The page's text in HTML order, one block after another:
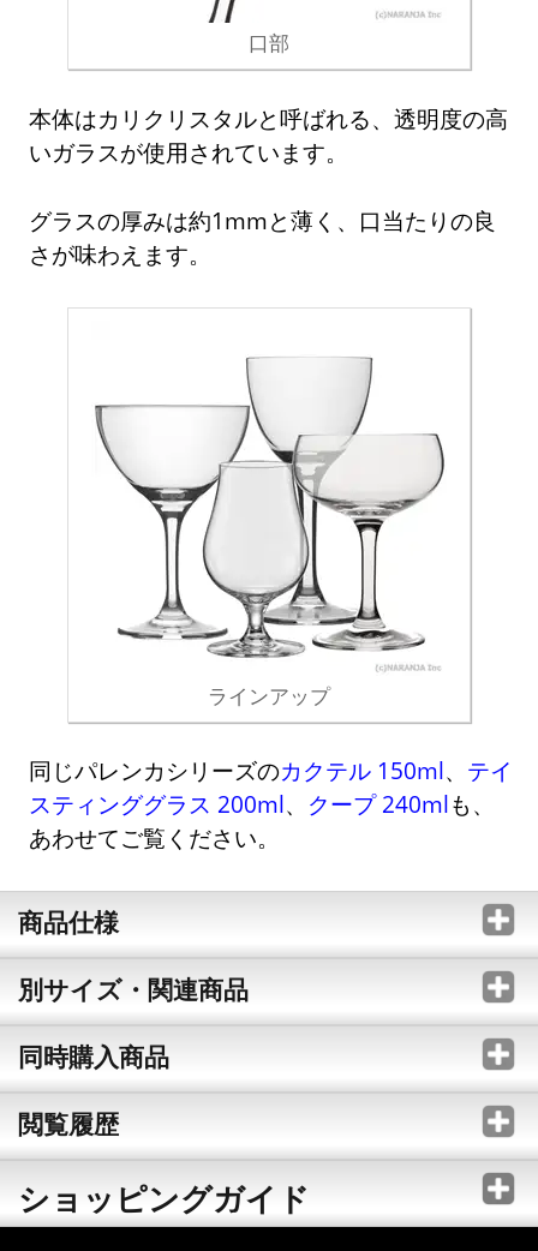
口部
本体はカリクリスタルと呼ばれる、透明度の高
いガラスが使用されています。
グラスの厚みは約1mmと薄く、口当たりの良
さが味わえます。
ラインアップ
同じパレンカシリーズのカクテル 150ml、 テイ
スティンググラス 200ml、 クープ 240mlも、
あわせてご覧ください。
商品仕様
別サイズ・関連商品
同時購入商品
閲覧履歴
ショッピングガイド